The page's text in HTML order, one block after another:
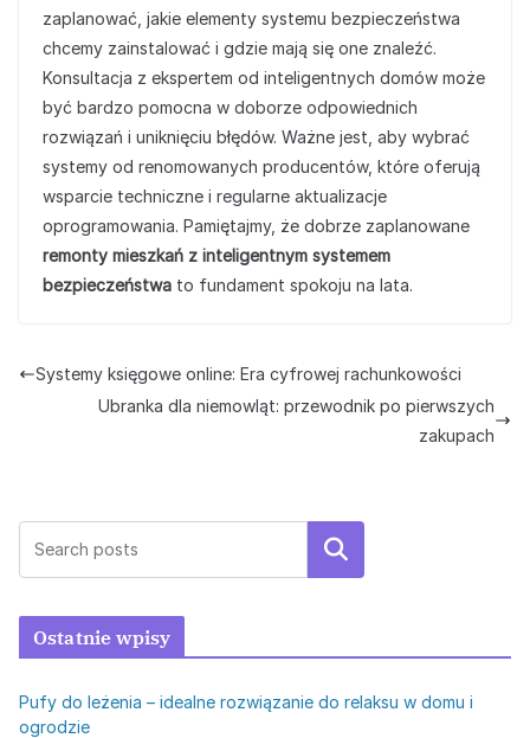
zaplanować, jakie elementy systemu bezpieczeństwa
chcemy zainstalować i gdzie mają się one znaleźć.
Konsultacja z ekspertem od inteligentnych domów może
być bardzo pomocna w doborze odpowiednich
rozwiązań i uniknięciu błędów. Ważne jest, aby wybrać
systemy od renomowanych producentów, które oferują
wsparcie techniczne i regularne aktualizacje
oprogramowania. Pamiętajmy, że dobrze zaplanowane
remonty mieszkań z inteligentnym systemem
bezpieczeństwa to fundament spokoju na lata.
Systemy księgowe online: Era cyfrowej rachunkowości
Ubranka dla niemowląt: przewodnik po pierwszych
zakupach
Szukaj
Ostatnie wpisy
Pufy do leżenia – idealne rozwiązanie do relaksu w domu i
ogrodzie